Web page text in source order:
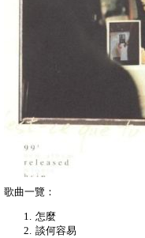
歌曲一覽：
怎麼
談何容易